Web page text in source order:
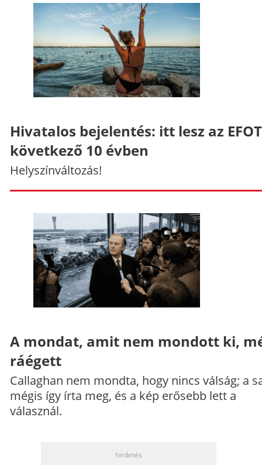
Hivatalos bejelentés: itt lesz az
következő 10 évben
Helyszínváltozás!
A mondat, amit nem mondott ki,
ráégett
Callaghan nem mondta, hogy nincs válság; a
mégis így írta meg, és a kép erősebb lett a
válasznál.
hirdetés